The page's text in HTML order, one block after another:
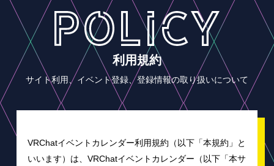
利用規約
サイト利用、イベント登録、登録情報の取り扱いについて
VRChatイベントカレンダー利用規約（以下「本規約」と
いいます）は、VRChatイベントカレンダー（以下「本サ